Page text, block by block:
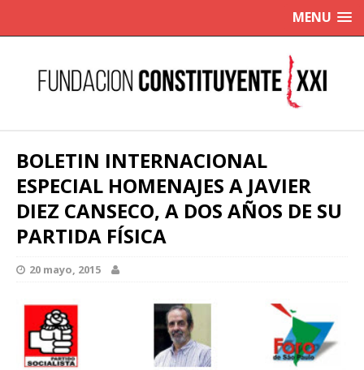
MENU
BOLETIN INTERNACIONAL
ESPECIAL HOMENAJES A JAVIER
DIEZ CANSECO, A DOS AÑOS DE SU
PARTIDA FÍSICA
20 mayo, 2015